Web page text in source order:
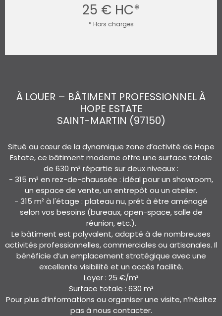
25 € HC*
* Hors charges
À LOUER – BÂTIMENT PROFESSIONNEL À
HOPE ESTATE
SAINT-MARTIN (97150)
Situé au cœur de la dynamique zone d’activité de Hope
Estate, ce bâtiment moderne offre une surface totale
de 630 m² répartie sur deux niveaux :
- 315 m² en rez-de-chaussée : idéal pour un showroom,
un espace de vente, un entrepôt ou un atelier.
- 315 m² à l'étage : plateau nu, prêt à être aménagé
selon vos besoins (bureaux, open-space, salle de
réunion, etc.).
Le bâtiment est polyvalent, adapté à de nombreuses
activités professionnelles, commerciales ou artisanales. Il
bénéficie d’un emplacement stratégique avec une
excellente visibilité et un accès facilité.
Loyer : 25 €/m²
Surface totale : 630 m²
Pour plus d’informations ou organiser une visite, n’hésitez
pas à nous contacter.